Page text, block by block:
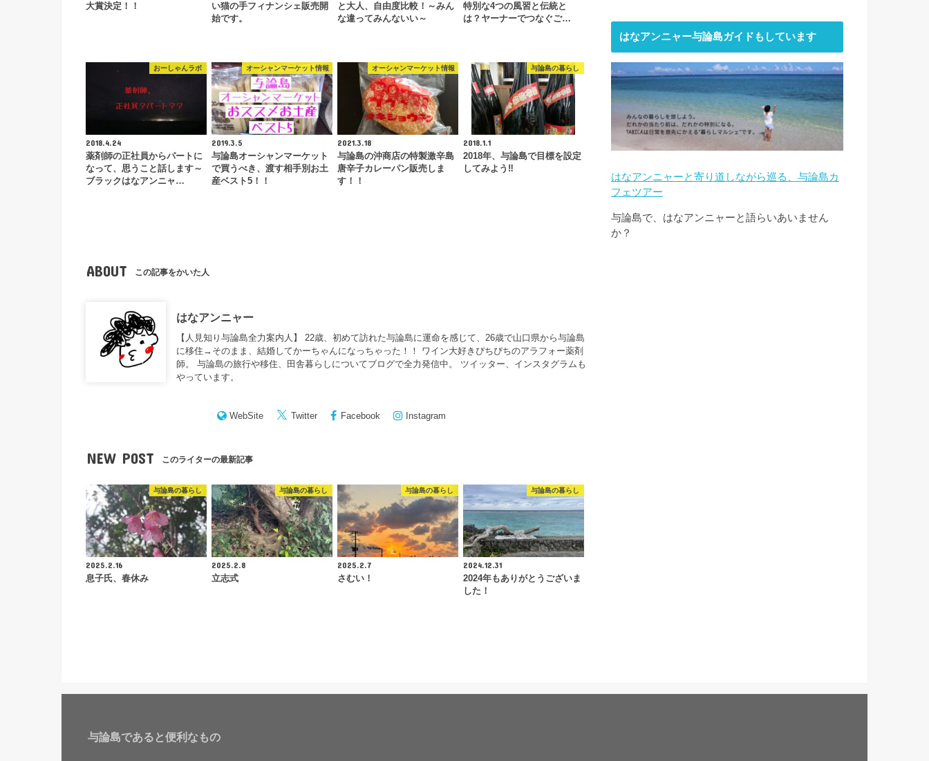
大賞決定！！
い猫の手フィナンシェ販売開
始です。
と大人、自由度比較！～みん
な違ってみんないい～
特別な4つの風習と伝統と
は？ヤーナーでつなぐご…
おーしゃんラボ
2018.4.24
薬剤師の正社員からパートに
なって、思うこと話します～
ブラックはなアンニャ…
オーシャンマーケット情報
2019.3.5
与論島オーシャンマーケット
で買うべき、渡す相手別お土
産ベスト5！！
オーシャンマーケット情報
2021.3.18
与論島の沖商店の特製激辛島
唐辛子カレーパン販売しま
す！！
与論島の暮らし
2018.1.1
2018年、与論島で目標を設定
してみよう‼️
ABOUT この記事をかいた人
はなアンニャー
【人見知り与論島全力案内人】 22歳、初めて訪れた与論島に運命を感じて、26歳で山口県から与論島
に移住→そのまま、結婚してかーちゃんになっちゃった！！ ワイン大好きぴちぴちのアラフォー薬剤
師。 与論島の旅行や移住、田舎暮らしについてブログで全力発信中。 ツイッター、インスタグラムも
やっています。
WebSite Twitter Facebook Instagram
NEW POST このライターの最新記事
与論島の暮らし
2025.2.16
息子氏、春休み
与論島の暮らし
2025.2.8
立志式
与論島の暮らし
2025.2.7
さむい！
与論島の暮らし
2024.12.31
2024年もありがとうございま
した！
はなアンニャー与論島ガイドもしています
はなアンニャーと寄り道しながら巡る、与論島カ
フェツアー
与論島で、はなアンニャーと語らいあいません
か？
与論島であると便利なもの